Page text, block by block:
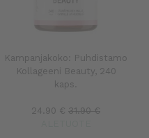
Kampanjakoko: Puhdistamo
Kollageeni Beauty, 240
kaps.
24.90 € 31.90 €